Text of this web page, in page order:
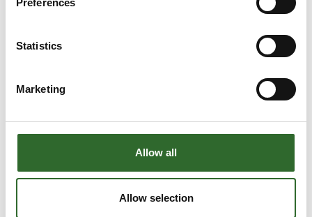
Statistics
Marketing
Allow all
Allow selection
emballage. NORD tilbyder drevløsninger indenfor